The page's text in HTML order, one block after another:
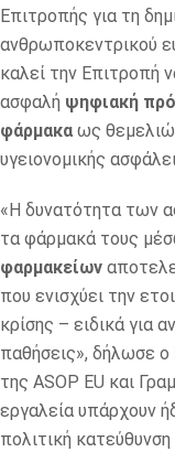
Επιτροπής για τη
ανθρωποκεντρικού
καλεί την Επιτροπή
ασφαλή ψηφιακή
φάρμακα ως
υγειονομικής
«Η δυνατότητα των
τα φάρμακά τους
φαρμακείων
που ενισχύει την
κρίσης – ειδικά για
παθήσεις», δήλωσε ο
της ASOP EU και
εργαλεία υπάρχουν
πολιτική